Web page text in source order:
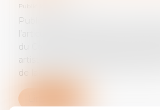
Publié le :
Publication du « Rapport de la
l’articulation des directives 2000/
du Conseil supérieur de la
artistique (CSPLA) établi par M.
de la mission, et Mmes Josée-